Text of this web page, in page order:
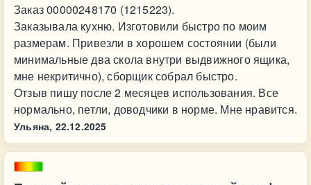
Заказ 00000248170 (1215223).
Заказывала кухню. Изготовили быстро по моим
размерам. Привезли в хорошем состоянии (были
минимальные два скола внутри выдвижного ящика,
мне некритично), сборщик собрал быстро.
Отзыв пишу после 2 месяцев использования. Все
нормально, петли, доводчики в норме. Мне нравится.
Ульяна, 22.12.2025